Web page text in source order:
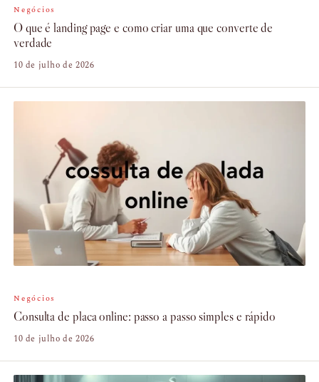
Negócios
O que é landing page e como criar uma que converte de
verdade
10 de julho de 2026
Negócios
Consulta de placa online: passo a passo simples e rápido
10 de julho de 2026